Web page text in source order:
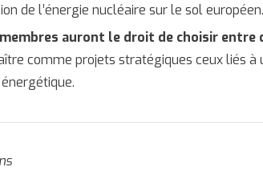
de l’énergie nucléaire sur le sol européen.
auront le droit de choisir entre
comme projets stratégiques ceux liés à